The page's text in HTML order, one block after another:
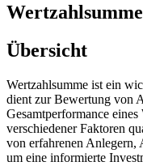
Wertzahlsumme
Übersicht
Wertzahlsumme ist ein
dient zur Bewertung von
Gesamtperformance
verschiedener Faktoren
von erfahrenen Anlegern,
um eine informierte